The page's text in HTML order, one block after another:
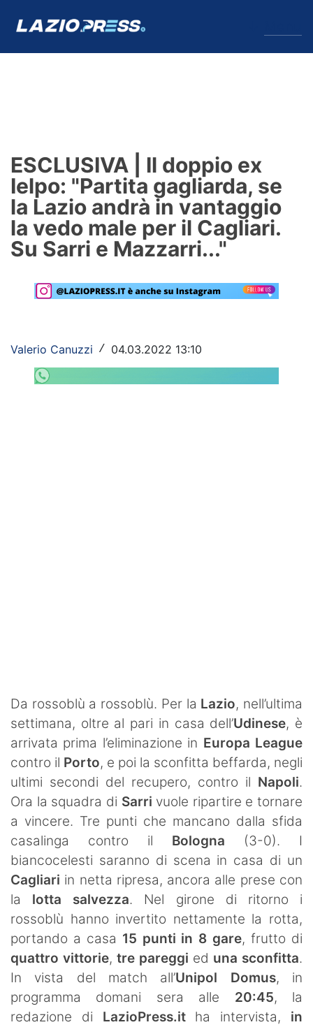
Formello
Infortuni
Primavera
Lazio Women
Social
ESCLUSIVA | Il doppio ex
Ielpo: "Partita gagliarda, se
la Lazio andrà in vantaggio
la vedo male per il Cagliari.
Su Sarri e Mazzarri..."
Valerio Canuzzi / 04.03.2022 13:10
Da rossoblù a rossoblù. Per la Lazio, nell’ultima
settimana, oltre al pari in casa dell’Udinese, è
arrivata prima l’eliminazione in Europa League
contro il Porto, e poi la sconfitta beffarda, negli
ultimi secondi del recupero, contro il Napoli.
Ora la squadra di Sarri vuole ripartire e tornare
a vincere. Tre punti che mancano dalla sfida
casalinga contro il Bologna (3-0). I
biancocelesti saranno di scena in casa di un
Cagliari in netta ripresa, ancora alle prese con
la lotta salvezza. Nel girone di ritorno i
rossoblù hanno invertito nettamente la rotta,
portando a casa 15 punti in 8 gare, frutto di
quattro vittorie, tre pareggi ed una sconfitta.
In vista del match all’Unipol Domus, in
programma domani sera alle 20:45, la
redazione di LazioPress.itha intervista, in